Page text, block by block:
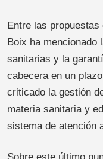
Entre las
Boix ha mencionado
sanitarias y la
cabecera en un
criticado la gestión
materia sanitaria y
sistema de atención